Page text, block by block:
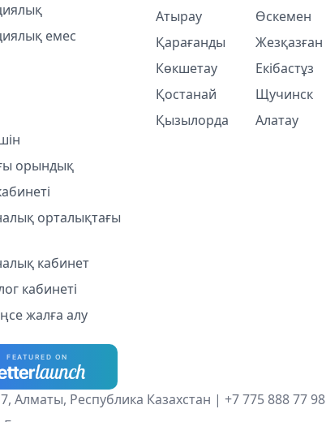
емес
орындық
орталықтағы
кабинет
кабинетi
жалға алу
Атырау
Қарағанды
Көкшетау
Қостанай
Қызылорда
Өскемен
Жезқазған
Екібастұз
Щучинск
Алатау
Алматы, Республика Казахстан | +7 775 888 77 98